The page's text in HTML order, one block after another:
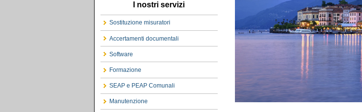
I nostri servizi
Sostituzione misuratori
Accertamenti documentali
Software
Formazione
SEAP e PEAP Comunali
Manutenzione